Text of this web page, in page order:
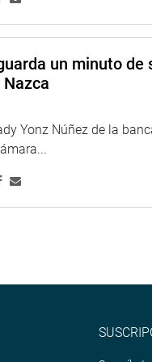
un minuto
Yonz Núñez de la